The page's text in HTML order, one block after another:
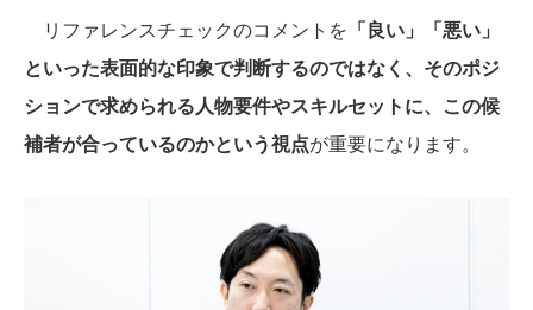
リファレンスチェックのコメントを 「良い」「悪い」
といった表面的な印象で判断するのではなく、そのポジ
ションで求められる人物要件やスキルセットに、この候
補者が合っているのかという視点が重要になります。